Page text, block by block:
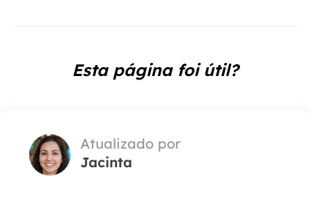
Esta página foi útil?
Atualizado por
Jacinta